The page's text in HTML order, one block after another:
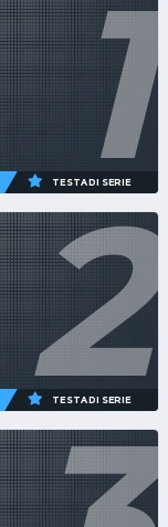
1
TESTA DI SERIE
2
TESTA DI SERIE